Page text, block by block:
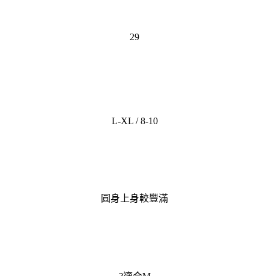
29
L-XL / 8-10
圓身上身較豐滿